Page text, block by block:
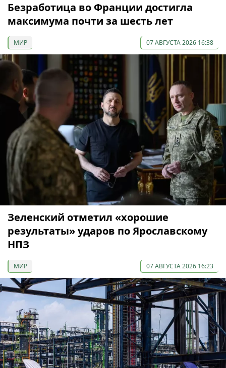
Безработица во Франции достигла
максимума почти за шесть лет
МИР 07 АВГУСТА 2026 16:38
Зеленский отметил «хорошие
результаты» ударов по Ярославскому
НПЗ
МИР 07 АВГУСТА 2026 16:23